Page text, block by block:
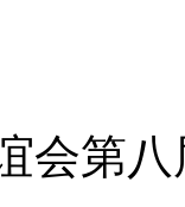
会第